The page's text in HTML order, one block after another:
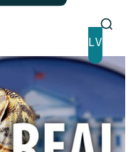
LV